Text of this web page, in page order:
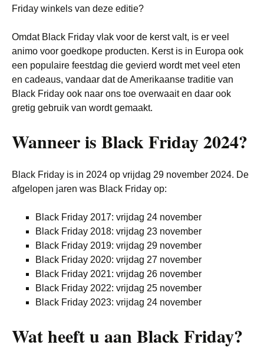
Friday winkels van deze editie?
Omdat Black Friday vlak voor de kerst valt, is er veel
animo voor goedkope producten. Kerst is in Europa ook
een populaire feestdag die gevierd wordt met veel eten
en cadeaus, vandaar dat de Amerikaanse traditie van
Black Friday ook naar ons toe overwaait en daar ook
gretig gebruik van wordt gemaakt.
Wanneer is Black Friday 2024?
Black Friday is in 2024 op vrijdag 29 november 2024. De
afgelopen jaren was Black Friday op:
Black Friday 2017: vrijdag 24 november
Black Friday 2018: vrijdag 23 november
Black Friday 2019: vrijdag 29 november
Black Friday 2020: vrijdag 27 november
Black Friday 2021: vrijdag 26 november
Black Friday 2022: vrijdag 25 november
Black Friday 2023: vrijdag 24 november
Wat heeft u aan Black Friday?